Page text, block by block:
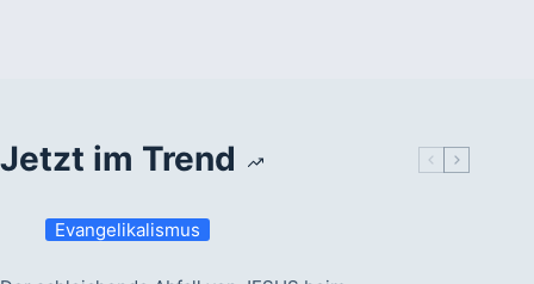
Jetzt im Trend
Evangelikalismus